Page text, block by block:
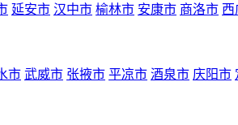
延安市 汉中市 榆林市 安康市 商洛市 西
市 武威市 张掖市 平凉市 酒泉市 庆阳市